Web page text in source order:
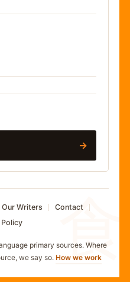
食
→
Our Writers
Contact
primary sources. Where
we say so. How we work